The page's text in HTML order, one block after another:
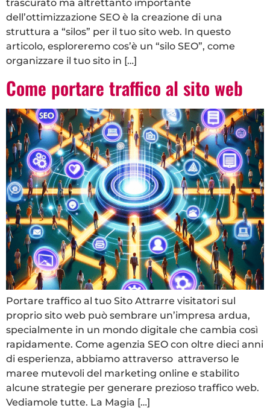
trascurato ma altrettanto importante
dell’ottimizzazione SEO è la creazione di una
struttura a “silos” per il tuo sito web. In questo
articolo, esploreremo cos’è un “silo SEO”, come
organizzare il tuo sito in […]
Come portare traffico al sito web
Portare traffico al tuo Sito Attrarre visitatori sul
proprio sito web può sembrare un’impresa ardua,
specialmente in un mondo digitale che cambia così
rapidamente. Come agenzia SEO con oltre dieci anni
di esperienza, abbiamo attraverso attraverso le
maree mutevoli del marketing online e stabilito
alcune strategie per generare prezioso traffico web.
Vediamole tutte. La Magia […]